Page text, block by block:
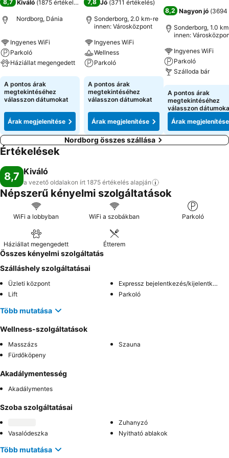
8,7 Kiváló (1875 értékelés
Nordborg, Dánia
Ingyenes WiFi
Parkoló
Háziállat megengedett
Árak megjelenítése
A pontos árak
megtekintéséhez
válasszon dátumokat
Árak megjelenítése
7,8 Jó (3711 értékelés)
Sonderborg, 2.0 km-re
innen: Városközpont
Ingyenes WiFi
Wellness
Parkoló
Árak megjelenítése
A pontos árak
megtekintéséhez
válasszon dátumokat
Árak megjelenítése
8,2 Nagyon jó (3694
Sonderborg, 1.0
innen:
Ingyenes WiFi
Parkoló
Szálloda bár
Árak
A pontos árak
megtekintéséhez
válasszon
Árak megjelenítése
Nordborg összes szállása
Értékelések
8,7 Kiváló
a vezető oldalakon írt 1875 értékelés alapján
Népszerű kényelmi szolgáltatások
WiFi a lobbyban WiFi a szobákban Parkoló
Háziállat megengedett Étterem
Összes kényelmi szolgáltatás
Szálláshely szolgáltatásai
Üzleti központ
Expressz bejelentkezés/kijelentkezés
Lift
Parkoló
Több mutatása
Wellness-szolgáltatások
Masszázs
Szauna
Fürdőköpeny
Akadálymentesség
Akadálymentes
Szoba szolgáltatásai
Zuhanyzó
Vasalódeszka
Nyitható ablakok
Több mutatása